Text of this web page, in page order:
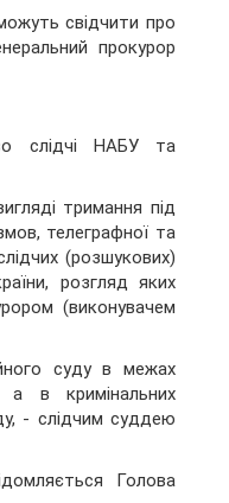
свідчити про
прокурор
слідчі НАБУ та
тримання під
телеграфної та
(розшукових)
розгляд яких
(виконувачем
суду в межах
а в кримінальних
- слідчим суддею
Голова